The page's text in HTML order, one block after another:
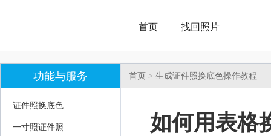
首页 找回照片
功能与服务
证件照换底色
一寸照证件照
首页 > 生成证件照换底色操作教程
如何用表格